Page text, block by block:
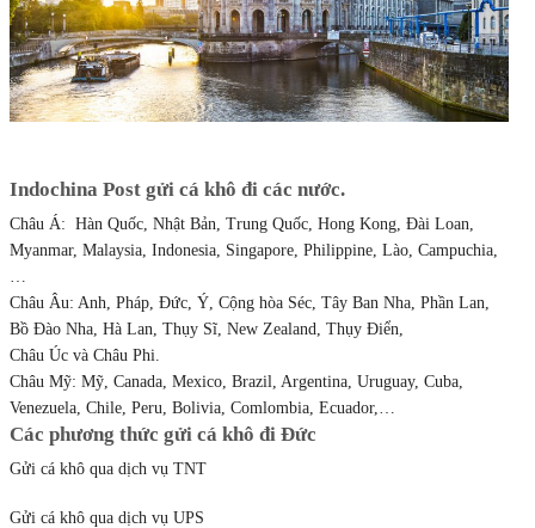
Indochina Post gửi cá khô đi các nước.
Châu Á: Hàn Quốc, Nhật Bản, Trung Quốc, Hong Kong, Đài Loan,
Myanmar, Malaysia, Indonesia, Singapore, Philippine, Lào, Campuchia,
…
Châu Âu: Anh, Pháp, Đức, Ý, Cộng hòa Séc, Tây Ban Nha, Phần Lan,
Bồ Đào Nha, Hà Lan, Thụy Sĩ, New Zealand, Thụy Điển,
Châu Úc và Châu Phi.
Châu Mỹ: Mỹ, Canada, Mexico, Brazil, Argentina, Uruguay, Cuba,
Venezuela, Chile, Peru, Bolivia, Comlombia, Ecuador,…
Các phương thức gửi cá khô đi Đức
Gửi cá khô qua dịch vụ TNT
Gửi cá khô qua dịch vụ UPS